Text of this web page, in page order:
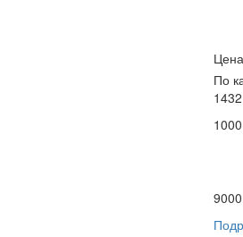
Цена
По
1432
1000
9000